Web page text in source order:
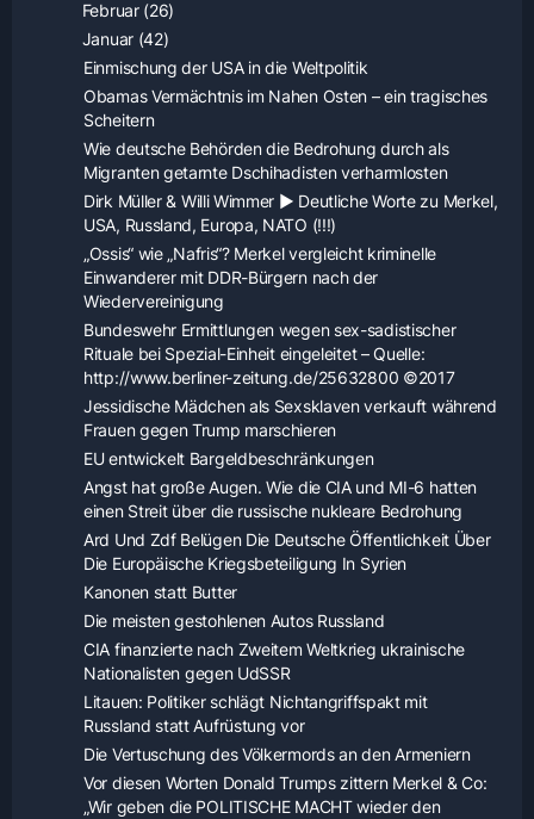
Februar (26)
Januar (42)
Einmischung der USA in die Weltpolitik
Obamas Vermächtnis im Nahen Osten – ein tragisches
Scheitern
Wie deutsche Behörden die Bedrohung durch als
Migranten getarnte Dschihadisten verharmlosten
Dirk Müller & Willi Wimmer ▶ Deutliche Worte zu Merkel,
USA, Russland, Europa, NATO (!!!)
„Ossis“ wie „Nafris“? Merkel vergleicht kriminelle
Einwanderer mit DDR-Bürgern nach der
Wiedervereinigung
Bundeswehr Ermittlungen wegen sex-sadistischer
Rituale bei Spezial-Einheit eingeleitet – Quelle:
http://www.berliner-zeitung.de/25632800 ©2017
Jessidische Mädchen als Sexsklaven verkauft während
Frauen gegen Trump marschieren
EU entwickelt Bargeldbeschränkungen
Angst hat große Augen. Wie die CIA und MI-6 hatten
einen Streit über die russische nukleare Bedrohung
Ard Und Zdf Belügen Die Deutsche Öffentlichkeit Über
Die Europäische Kriegsbeteiligung In Syrien
Kanonen statt Butter
Die meisten gestohlenen Autos Russland
CIA finanzierte nach Zweitem Weltkrieg ukrainische
Nationalisten gegen UdSSR
Litauen: Politiker schlägt Nichtangriffspakt mit
Russland statt Aufrüstung vor
Die Vertuschung des Völkermords an den Armeniern
Vor diesen Worten Donald Trumps zittern Merkel & Co:
„Wir geben die POLITISCHE MACHT wieder den